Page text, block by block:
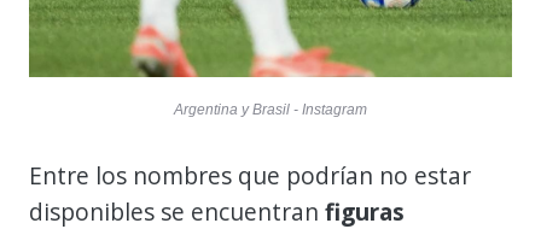
Argentina y Brasil - Instagram
Entre los nombres que podrían no estar
disponibles se encuentran figuras